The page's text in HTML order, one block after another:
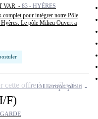
VAR - 83 - HYÈRES
complet pour intégrer notre Pôle
Le pôle Milieu Ouvert a
F)
CDITemps plein
cette offre à ma sélection